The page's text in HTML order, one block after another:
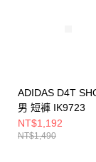
ADIDAS D4T
男 短褲 IK9723
NT$1,192
NT$1,490